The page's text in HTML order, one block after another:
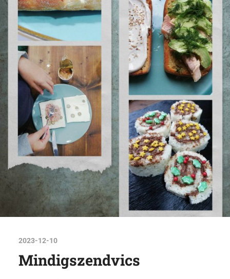
2023-12-10
Mindigszendvics